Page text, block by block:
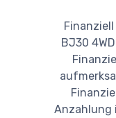
BJ30
Anzahlung